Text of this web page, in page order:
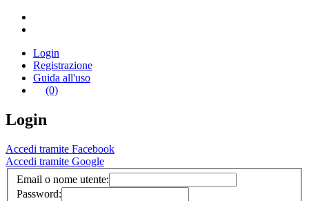
Login
Registrazione
Guida all'uso
(0)
Login
Accedi tramite Facebook
Accedi tramite Google
Email o nome utente:
Password: